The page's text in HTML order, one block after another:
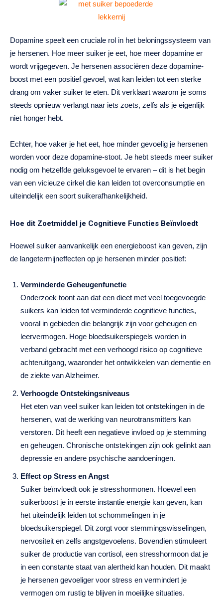
Dopamine speelt een cruciale rol in het beloningssysteem van
je hersenen. Hoe meer suiker je eet, hoe meer dopamine er
wordt vrijgegeven. Je hersenen associëren deze dopamine-
boost met een positief gevoel, wat kan leiden tot een sterke
drang om vaker suiker te eten. Dit verklaart waarom je soms
steeds opnieuw verlangt naar iets zoets, zelfs als je eigenlijk
niet honger hebt.
Echter, hoe vaker je het eet, hoe minder gevoelig je hersenen
worden voor deze dopamine-stoot. Je hebt steeds meer suiker
nodig om hetzelfde geluksgevoel te ervaren – dit is het begin
van een vicieuze cirkel die kan leiden tot overconsumptie en
uiteindelijk een soort suikerafhankelijkheid.
Hoe dit Zoetmiddel je Cognitieve Functies Beïnvloedt
Hoewel suiker aanvankelijk een energieboost kan geven, zijn
de langetermijneffecten op je hersenen minder positief:
Verminderde Geheugenfunctie
Onderzoek toont aan dat een dieet met veel toegevoegde
suikers kan leiden tot verminderde cognitieve functies,
vooral in gebieden die belangrijk zijn voor geheugen en
leervermogen. Hoge bloedsuikerspiegels worden in
verband gebracht met een verhoogd risico op cognitieve
achteruitgang, waaronder het ontwikkelen van dementie en
de ziekte van Alzheimer.
Verhoogde Ontstekingsniveaus
Het eten van veel suiker kan leiden tot ontstekingen in de
hersenen, wat de werking van neurotransmitters kan
verstoren. Dit heeft een negatieve invloed op je stemming
en geheugen. Chronische ontstekingen zijn ook gelinkt aan
depressie en andere psychische aandoeningen.
Effect op Stress en Angst
Suiker beïnvloedt ook je stresshormonen. Hoewel een
suikerboost je in eerste instantie energie kan geven, kan
het uiteindelijk leiden tot schommelingen in je
bloedsuikerspiegel. Dit zorgt voor stemmingswisselingen,
nervositeit en zelfs angstgevoelens. Bovendien stimuleert
suiker de productie van cortisol, een stresshormoon dat je
in een constante staat van alertheid kan houden. Dit maakt
je hersenen gevoeliger voor stress en vermindert je
vermogen om rustig te blijven in moeilijke situaties.